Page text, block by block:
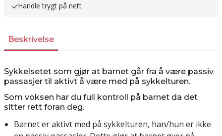
Handle trygt på nett
Beskrivelse
Sykkelsetet som gjør at barnet går fra å være passiv
passasjer til aktivt å være med på sykkelturen.
Som voksen har du full kontroll på barnet da det
sitter rett foran deg.
Barnet er aktivt med på sykkelturen, han/hun er ikke